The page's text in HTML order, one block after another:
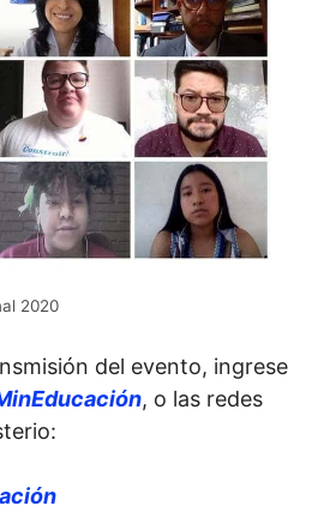
2020
del evento, ingrese
, o las redes